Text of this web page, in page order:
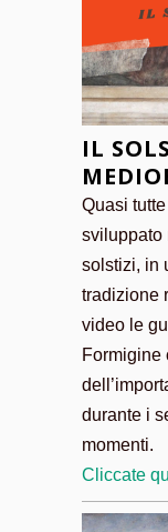
IL
Quasi
sviluppato
solstizi, in
tradizione
video le
Formigine
durante i
momenti.
Cliccate